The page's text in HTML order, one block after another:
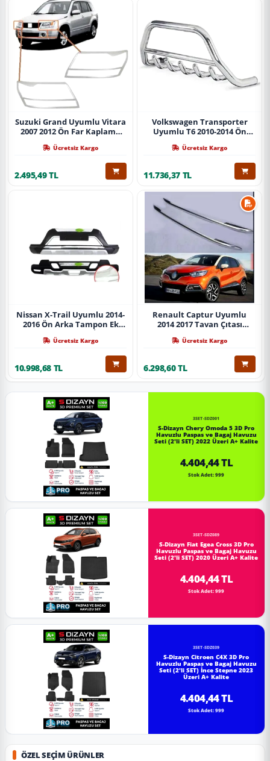
Suzuki Grand Uyumlu Vitara
2007 2012 Ön Far Kaplama
Ücretsiz Kargo
2.495,49 TL
Volkswagen Transporter
Uyumlu T6 2010-2014 Ön
Çelik Krom
Ücretsiz Kargo
11.736,37 TL
Nissan X-Trail Uyumlu 2014-
2016 Ön Arka Tampon Ek
Koruma Difüzör İthal
Ücretsiz Kargo
10.998,68 TL
Renault Captur Uyumlu
2014 2017 Tavan Çıtası
Ücretsiz Kargo
6.298,60 TL
3SET-SDZ001
S-Dizayn Chery Omoda 5 3D Pro
Havuzlu Paspas ve Bagaj Havuzu
Seti (2'li SET) 2022 Üzeri A+ Kalite
4.404,44 TL
Stok Adet: 999
3SET-SDZ089
S-Dizayn Fiat Egea Cross 3D Pro
Havuzlu Paspas ve Bagaj Havuzu
Seti (2'li SET) 2020 Üzeri A+ Kalite
4.404,44 TL
Stok Adet: 999
3SET-SDZ039
S-Dizayn Citroen C4X 3D Pro
Havuzlu Paspas ve Bagaj Havuzu
Seti (2'li SET) İnce Stepne 2023
Üzeri A+ Kalite
4.404,44 TL
Stok Adet: 999
ÖZEL SEÇIM ÜRÜNLER